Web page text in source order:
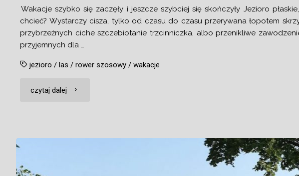
Wakacje szybko się zaczęły i jeszcze szybciej się skończyły Jezioro
chcieć? Wystarczy cisza, tylko od czasu do czasu przerywana łopotem
przybrzeżnych ciche szczebiotanie trzcinniczka, albo przenikliwe
przyjemnych dla …
jezioro /las /rower szosowy /wakacje
czytaj dalej "Malowane